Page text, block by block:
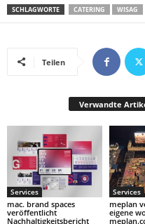
SCHLAGWORTE CATERING WISAG
Teilen
Verwandte
Services
mac. brand spaces
veröffentlicht
Nachhaltigkeitsbericht
Services
meplan
eigene